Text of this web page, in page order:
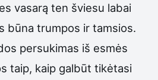
vasarą ten šviesu labai
būna trumpos ir tamsios.
persukimas iš esmės
taip, kaip galbūt tikėtasi